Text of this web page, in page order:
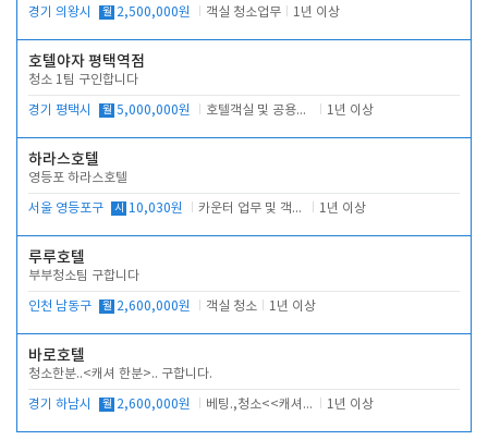
경기 의왕시 월 2,500,000원 객실 청소업무 1년 이상
호텔야자 평택역점
청소 1팀 구인합니다
경기 평택시 월 5,000,000원 호텔객실 및 공용시설 청소 관리 1년 이상
하라스호텔
영등포 하라스호텔
서울 영등포구 시 10,030원 카운터 업무 및 객실관리(청소상태 확인, 객실판매) 1년 이상
루루호텔
부부청소팀 구합니다
인천 남동구 월 2,600,000원 객실 청소 1년 이상
바로호텔
청소한분..<캐셔 한분>.. 구합니다.
경기 하남시 월 2,600,000원 베팅.,청소<<캐셔 모셔봅니다. 1년 이상